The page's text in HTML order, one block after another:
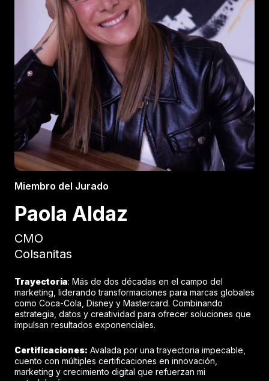
Miembro del Jurado
Paola Aldaz
CMO
Colsanitas
Trayectoria: Más de dos décadas en el campo del
marketing, liderando transformaciones para marcas globales
como Coca-Cola, Disney y Mastercard. Combinando
estrategia, datos y creatividad para ofrecer soluciones que
impulsan resultados exponenciales.
Certificaciones: Avalada por una trayectoria impecable,
cuento con múltiples certificaciones en innovación,
marketing y crecimiento digital que refuerzan mi